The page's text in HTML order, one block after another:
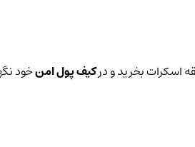
اسکرات بخرید و درکیف پول امنخود